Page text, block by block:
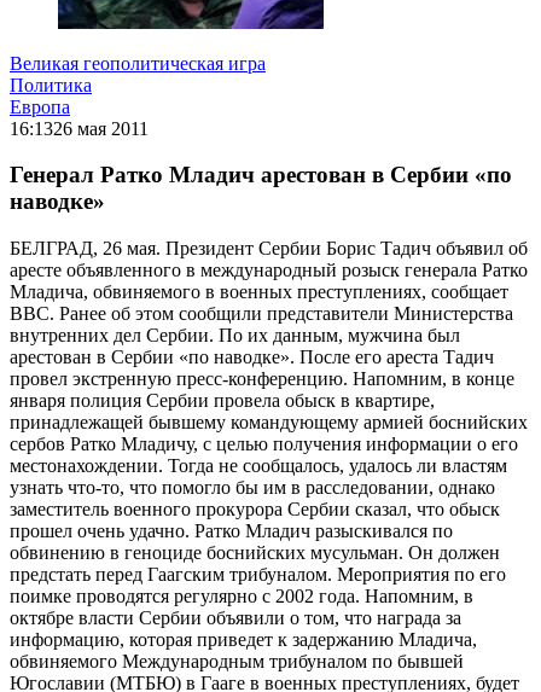
Великая геополитическая игра
Политика
Европа
16:1326 мая 2011
Генерал Ратко Младич арестован в Сербии «по
наводке»
БЕЛГРАД, 26 мая. Президент Сербии Борис Тадич объявил об
аресте объявленного в международный розыск генерала Ратко
Младича, обвиняемого в военных преступлениях, сообщает
ВВС. Ранее об этом сообщили представители Министерства
внутренних дел Сербии. По их данным, мужчина был
арестован в Сербии «по наводке». После его ареста Тадич
провел экстренную пресс-конференцию. Напомним, в конце
января полиция Сербии провела обыск в квартире,
принадлежащей бывшему командующему армией боснийских
сербов Ратко Младичу, с целью получения информации о его
местонахождении. Тогда не сообщалось, удалось ли властям
узнать что-то, что помогло бы им в расследовании, однако
заместитель военного прокурора Сербии сказал, что обыск
прошел очень удачно. Ратко Младич разыскивался по
обвинению в геноциде боснийских мусульман. Он должен
предстать перед Гаагским трибуналом. Мероприятия по его
поимке проводятся регулярно с 2002 года. Напомним, в
октябре власти Сербии объявили о том, что награда за
информацию, которая приведет к задержанию Младича,
обвиняемого Международным трибуналом по бывшей
Югославии (МТБЮ) в Гааге в военных преступлениях, будет